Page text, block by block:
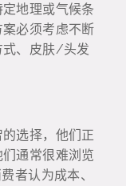
地理或气候条
必须考虑不断
式、皮肤/头发
选择，他们正
通常很难浏览
者认为成本、